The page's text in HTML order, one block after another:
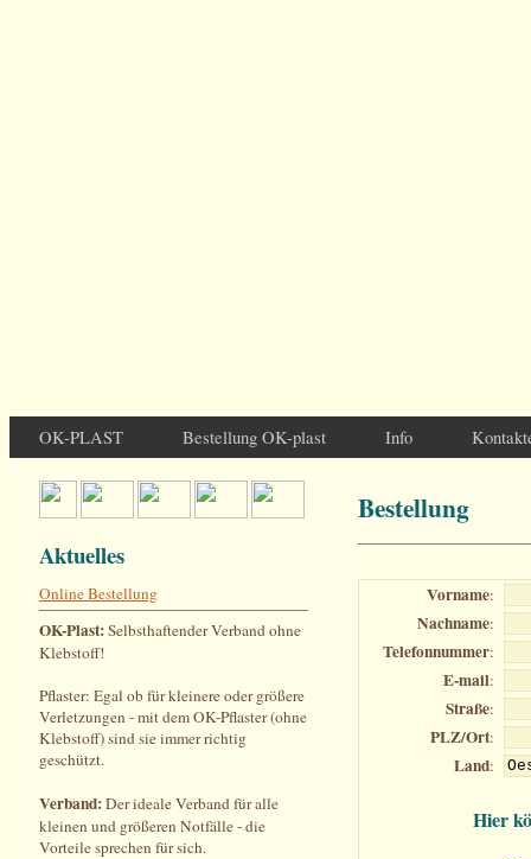
OK-PLAST Bestellung OK-plast Info
Aktuelles
Online Bestellung
OK-Plast:Selbsthaftender Verband ohne
Klebstoff!
Pflaster: Egal ob für kleinere oder größere
Verletzungen - mit dem OK-Pflaster (ohne
Klebstoff) sind sie immer richtig
geschützt.
Verband:Der ideale Verband für alle
kleinen und größeren Notfälle - die
Vorteile sprechen für sich.
Bestellung